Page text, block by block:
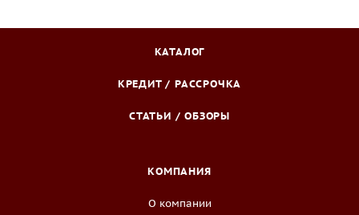
КАТАЛОГ
КРЕДИТ / РАССРОЧКА
СТАТЬИ / ОБЗОРЫ
КОМПАНИЯ
О компании